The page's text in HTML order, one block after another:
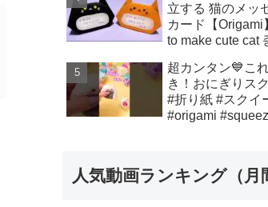
立する 猫のメッ
カード【Origami
to make cute cat 종이 접
ン トトロ Totoro
节 小猫咪
hana's channel
超カンタン💙こ
き！おにぎりス
#折り紙 #スクイ
#origami
人気動画ランキング（月